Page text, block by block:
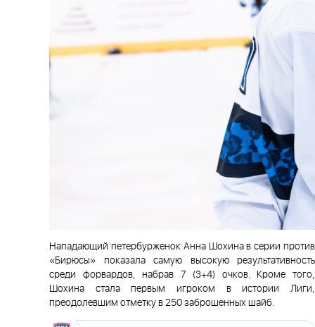
Нападающий петербурженок Анна Шохина в серии против
«Бирюсы» показала самую высокую результативность
среди форвардов, набрав 7 (3+4) очков. Кроме того,
Шохина стала первым игроком в истории Лиги,
преодолевшим отметку в 250 заброшенных шайб.